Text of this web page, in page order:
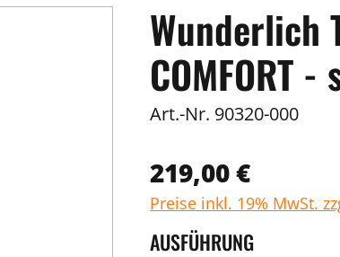
Wunderlich
COMFORT
Art.-Nr. 90320-000
219,00 €
Preise inkl. 19% MwSt.
AUSFÜHRUNG